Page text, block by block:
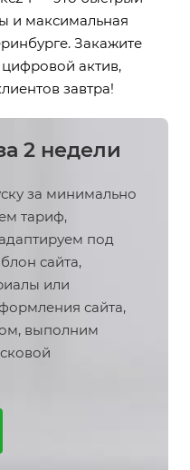
и максимальная
Закажите
цифровой актив,
завтра!
2 недели
за минимально
тариф,
под
сайта,
или
сайта,
выполним